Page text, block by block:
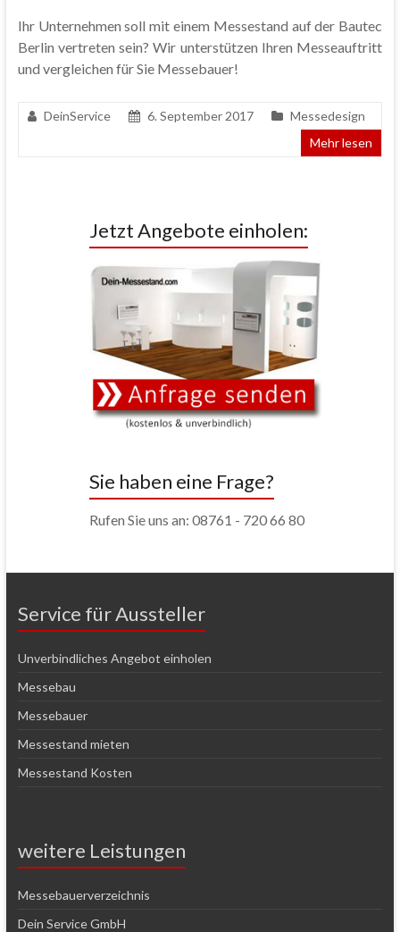
Ihr Unternehmen soll mit einem Messestand auf der Bautec
Berlin vertreten sein? Wir unterstützen Ihren Messeauftritt
und vergleichen für Sie Messebauer!
DeinService 6. September 2017
Messedesign
Mehr lesen
Jetzt Angebote einholen:
Sie haben eine Frage?
Rufen Sie uns an: 08761 - 720 66 80
Service für Aussteller
Unverbindliches Angebot einholen
Messebau
Messebauer
Messestand mieten
Messestand Kosten
weitere Leistungen
Messebauerverzeichnis
Dein Service GmbH